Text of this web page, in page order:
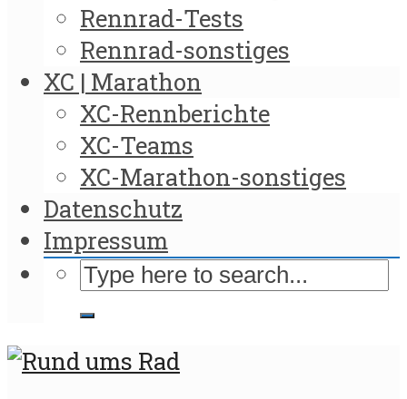
Rennrad-Tests
Rennrad-sonstiges
XC | Marathon
XC-Rennberichte
XC-Teams
XC-Marathon-sonstiges
Datenschutz
Impressum